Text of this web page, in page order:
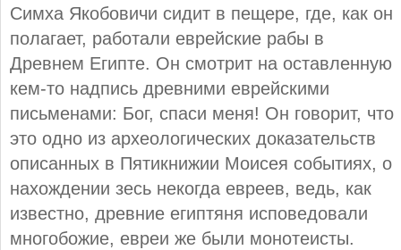
Симха Якобовичи сидит в пещере, где, как он
полагает, работали еврейские рабы в
Древнем Египте. Он смотрит на оставленную
кем-то надпись древними еврейскими
письменами: Бог, спаси меня! Он говорит, что
это одно из археологических доказательств
описанных в Пятикнижии Моисея событиях, о
нахождении зесь некогда евреев, ведь, как
известно, древние египтяня исповедовали
многобожие, евреи же были монотеисты.